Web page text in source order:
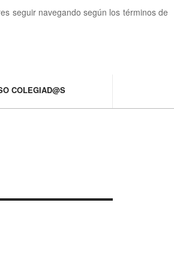
seguir navegando según los términos de
COLEGIAD@S